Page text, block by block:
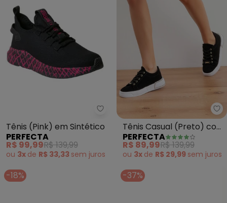
Perfecta - Tênis (Pink) em
Tênis (Pink) em Sintético
PERFECTA
R$ 99,99R$ 139,99
ou 3x de R$ 33,33 sem juros
Tênis Casual (Preto) com
Detalhe no Solado
PERFECTA
R$ 89,99R$ 139,99
ou 3x de R$ 29,99 sem juros
-18% -37%